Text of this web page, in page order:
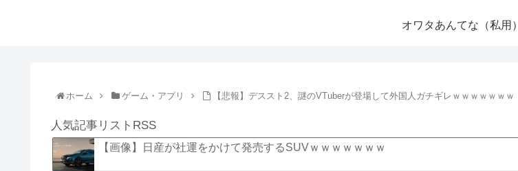
オワタあんてな（私用）
ホーム ゲーム・アプリ 【悲報】デススト2、謎のVTuberが登場して外国人ガチギレｗｗｗｗｗｗｗ
人気記事リストRSS
【画像】日産が社運をかけて発売するSUVｗｗｗｗｗｗｗ